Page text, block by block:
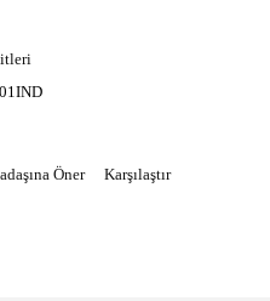
Öner Karşılaştır